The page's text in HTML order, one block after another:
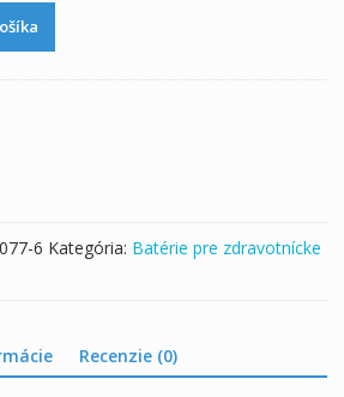
6 Kategória: Batérie pre zdravotnícke
Recenzie (0)